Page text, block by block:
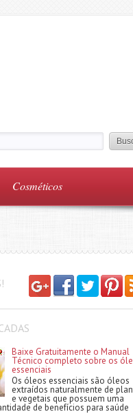
Cosméticos
Baixe Gratuitamente o Manual
Técnico completo sobre os
essenciais
Os óleos essenciais são óleos
extraídos naturalmente de
e vegetais que possuem uma
de benefícios para saúde